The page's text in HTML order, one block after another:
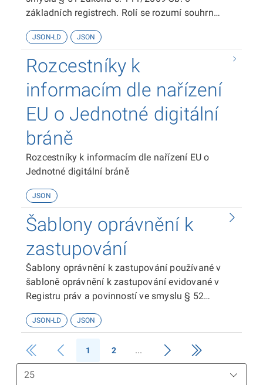
základních registrech. Rolí se rozumí souhrn
činnost, k přístupu k referenčním údajům v
agendových informačních systémech.
JSON-LD JSON
Rozcestníky k
informacím dle nařízení
EU o Jednotné digitální
bráně
Rozcestníky k informacím dle nařízení EU o
Jednotné digitální bráně
JSON
Šablony oprávnění k
zastupování
Šablony oprávnění k zastupování používané v
šabloně oprávnění k zastupování evidované v
Registru práv a povinností ve smyslu § 52
JSON-LD JSON
1 2